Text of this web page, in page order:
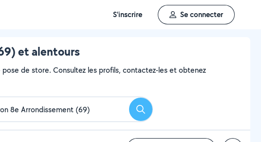
S'inscrire Se connecter
et alentours
de store. Consultez les profils, contactez-les et obtenez
Rechercher